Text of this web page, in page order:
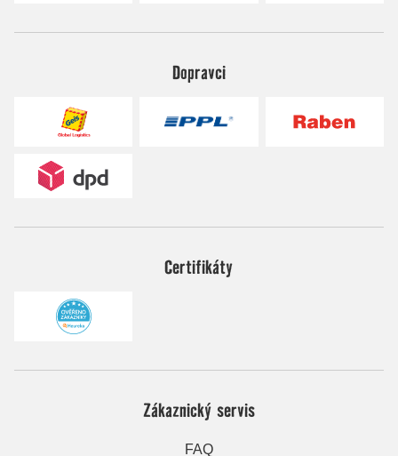
Dopravci
Certifikáty
Zákaznický servis
FAQ